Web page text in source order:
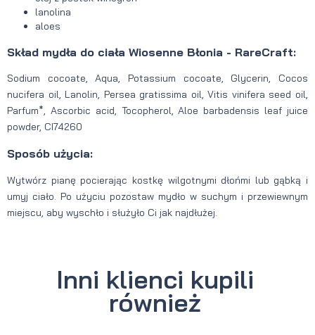
lanolina
aloes
Skład mydła do ciała Wiosenne Błonia - RareCraft:
Sodium cocoate, Aqua, Potassium cocoate, Glycerin, Cocos
nucifera oil, Lanolin, Persea gratissima oil, Vitis vinifera seed oil,
Parfum*, Ascorbic acid, Tocopherol, Aloe barbadensis leaf juice
powder, CI74260
Sposób użycia:
Wytwórz pianę pocierając kostkę wilgotnymi dłońmi lub gąbką i
umyj ciało. Po użyciu pozostaw mydło w suchym i przewiewnym
miejscu, aby wyschło i służyło Ci jak najdłużej.
Inni klienci kupili
również